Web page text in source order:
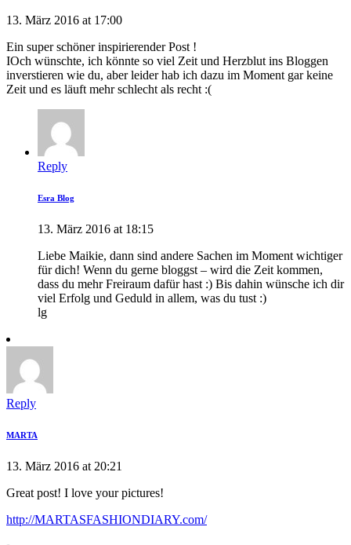
13. März 2016 at 17:00
Ein super schöner inspirierender Post !
IOch wünschte, ich könnte so viel Zeit und Herzblut ins Bloggen
inverstieren wie du, aber leider hab ich dazu im Moment gar keine
Zeit und es läuft mehr schlecht als recht :(
Reply
Esra Blog
13. März 2016 at 18:15
Liebe Maikie, dann sind andere Sachen im Moment wichtiger
für dich! Wenn du gerne bloggst – wird die Zeit kommen,
dass du mehr Freiraum dafür hast :) Bis dahin wünsche ich dir
viel Erfolg und Geduld in allem, was du tust :)
lg
Reply
MARTA
13. März 2016 at 20:21
Great post! I love your pictures!
http://MARTASFASHIONDIARY.com/